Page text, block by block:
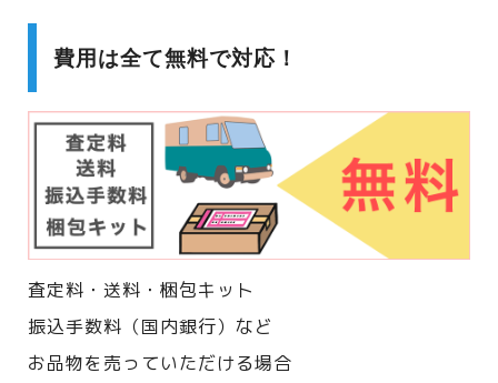
費用は全て無料で対応！
査定料・送料・梱包キット
振込手数料（国内銀行）など
お品物を売っていただける場合